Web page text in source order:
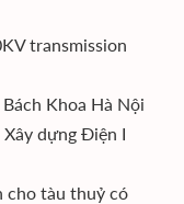
transmission
Khoa Hà Nội
Xây dựng Điện I
cho tàu thuỷ có